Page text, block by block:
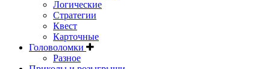
Логические
Стратегии
Квест
Карточные
Головоломки
Разное